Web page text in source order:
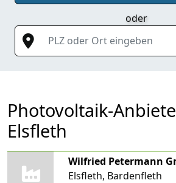
oder
PLZ oder Ort eingeben
Photovoltaik-
Elsfleth
Wilfried Petermann
Elsfleth, Bardenfleth